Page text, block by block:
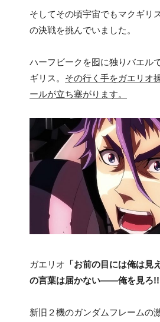
そしてその頃宇宙でもマクギリ
の決戦を挑んでいました。
ハーフビークを囮に独りバエル
ギリス。 その行く手をガエリオ
ールが立ち塞がります。
ガエリオ 「お前の目には俺は見
の言葉は届かない――俺を見ろ!!
新旧２機のガンダムフレームの